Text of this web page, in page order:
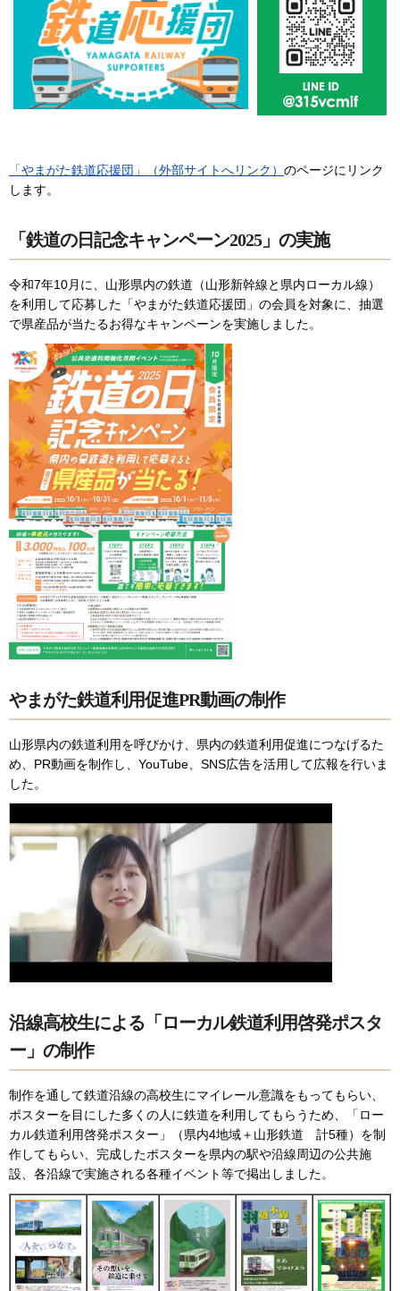
「やまがた鉄道応援団」（外部サイトへリンク） のページにリンク
します。
「鉄道の日記念キャンペーン2025」の実施
令和7年10月に、山形県内の鉄道（山形新幹線と県内ローカル線）
を利用して応募した「やまがた鉄道応援団」の会員を対象に、抽選
で県産品が当たるお得なキャンペーンを実施しました。
やまがた鉄道利用促進PR動画の制作
山形県内の鉄道利用を呼びかけ、県内の鉄道利用促進につなげるた
め、PR動画を制作し、YouTube、SNS広告を活用して広報を行いま
した。
沿線高校生による「ローカル鉄道利用啓発ポスタ
ー」の制作
制作を通して鉄道沿線の高校生にマイレール意識をもってもらい、
ポスターを目にした多くの人に鉄道を利用してもらうため、「ロー
カル鉄道利用啓発ポスター」（県内4地域＋山形鉄道 計5種）を制
作してもらい、完成したポスターを県内の駅や沿線周辺の公共施
設、各沿線で実施される各種イベント等で掲出しました。